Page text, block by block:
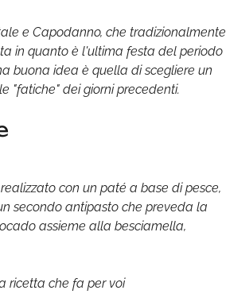
e Capodanno, che tradizionalmente
in quanto è l'ultima festa del periodo
buona idea è quella di scegliere un
"fatiche" dei giorni precedenti.
con un paté a base di pesce,
secondo antipasto che preveda la
assieme alla besciamella,
ricetta che fa per voi